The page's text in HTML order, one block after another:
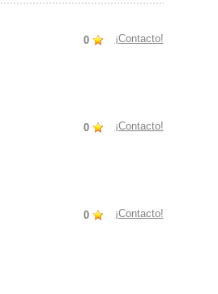
0
¡Contacto!
0
¡Contacto!
0
¡Contacto!